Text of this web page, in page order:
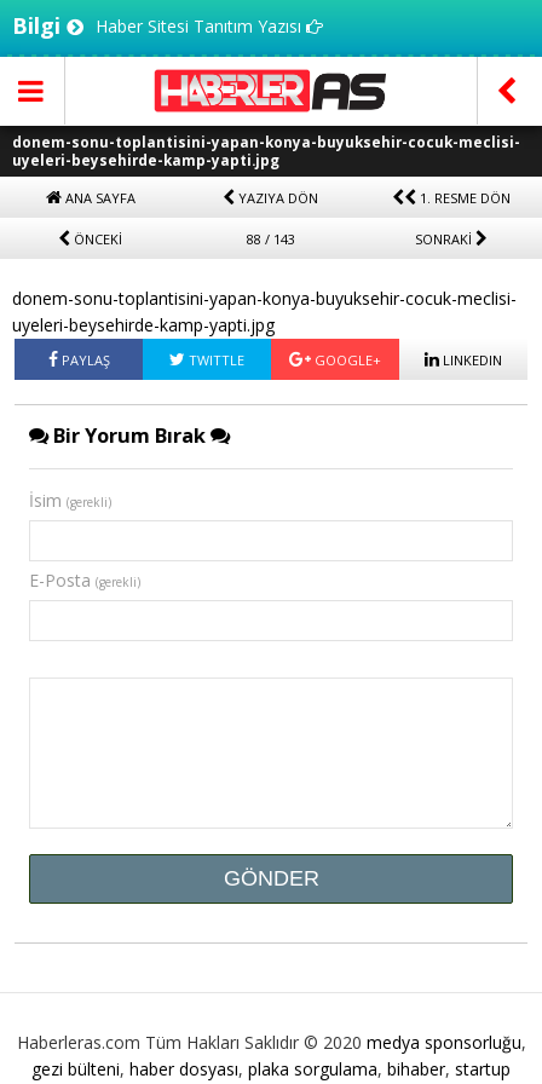
Bilgi Haber Sitesi Tanıtım Yazısı
donem-sonu-toplantisini-yapan-konya-buyuksehir-cocuk-meclisi-
uyeleri-beysehirde-kamp-yapti.jpg
ANA SAYFA YAZIYA DÖN 1. RESME DÖN
ÖNCEKİ 88 / 143 SONRAKİ
donem-sonu-toplantisini-yapan-konya-buyuksehir-cocuk-meclisi-
uyeleri-beysehirde-kamp-yapti.jpg
PAYLAŞ TWITTLE GOOGLE+ LINKEDIN
Bir Yorum Bırak
İsim (gerekli)
E-Posta (gerekli)
Haberleras.com Tüm Hakları Saklıdır © 2020 medya sponsorluğu,
gezi bülteni, haber dosyası, plaka sorgulama, bihaber, startup